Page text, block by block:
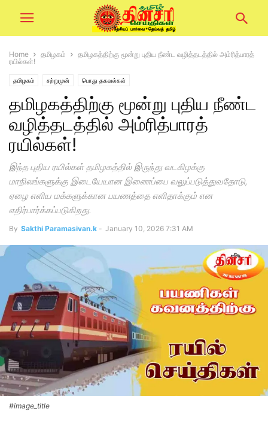
Home தமிழகம்
தமிழகத்திற்கு மூன்று புதிய நீண்ட வழித்தடத்தில் அம்ரித்பாரத்
ரயில்கள்!
தமிழகம் சற்றுமுன் பொது தகவல்கள்
தமிழகத்திற்கு மூன்று புதிய நீண்ட
வழித்தடத்தில் அம்ரித்பாரத்
ரயில்கள்!
இந்த புதிய ரயில்கள் தமிழகத்தில் இருந்து வடகிழக்கு
மாநிலங்களுக்கு இடையேயான இணைப்பை வலுப்படுத்துவதோடு,
ஏழை எளிய மக்களுக்கான பயணத்தை எளிதாக்கும் என
எதிர்பார்க்கப்படுகிறது.
By Sakthi Paramasivan.k - January 10, 2026 7:31 AM
#image_title